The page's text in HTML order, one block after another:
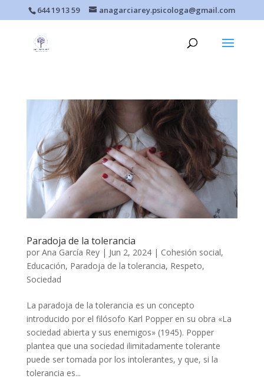
644 19 13 59 anagarciarey.psicologa@gmail.com
Paradoja de la tolerancia
por Ana García Rey| Jun 2, 2024| Cohesión social,
Educación, Paradoja de la tolerancia, Respeto,
Sociedad
La paradoja de la tolerancia es un concepto
introducido por el filósofo Karl Popper en su obra «La
sociedad abierta y sus enemigos» (1945). Popper
plantea que una sociedad ilimitadamente tolerante
puede ser tomada por los intolerantes, y que, si la
tolerancia es...